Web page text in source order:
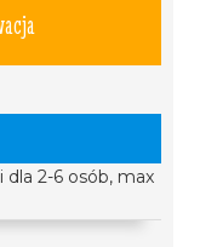
2-6 osób, max